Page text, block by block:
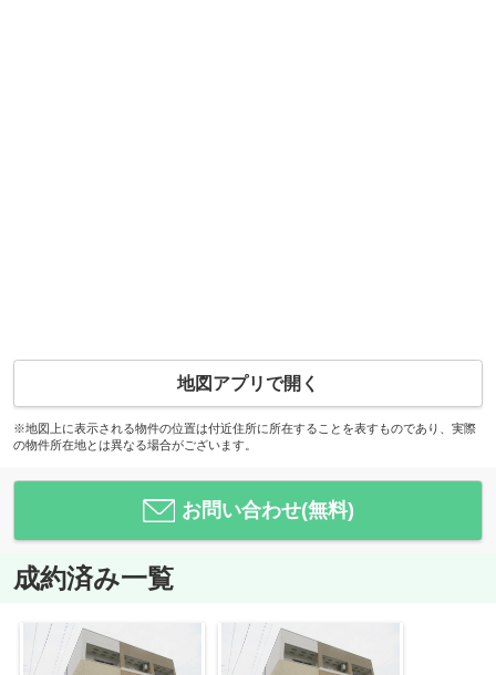
地図アプリで開く
※地図上に表示される物件の位置は付近住所に所在することを表すものであり、実際
の物件所在地とは異なる場合がございます。
お問い合わせ(無料)
成約済み一覧